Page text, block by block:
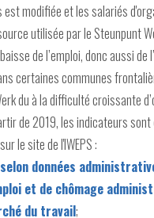
modifiée et les salariés
utilisée par le Steunpunt
de l’emploi, donc aussi
certaines communes
du à la difficulté croissante
de 2019, les indicateurs
le site de l'IWEPS :
données
et de chômage
du travail;